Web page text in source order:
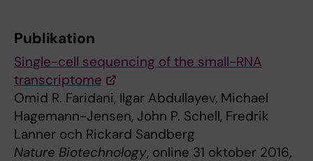
Publikation
Single-cell sequencing of the small-RNA
transcriptome
Omid R. Faridani, Ilgar Abdullayev, Michael
Hagemann-Jensen, John P. Schell, Fredrik
Lanner och Rickard Sandberg
Nature Biotechnology, online 31 oktober 2016,